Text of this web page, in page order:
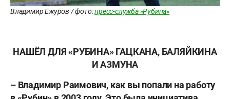
Владимир Ежуров / фото:пресс-служба «Рубина»
НАШЁЛ ДЛЯ «РУБИНА» ГАЦКАНА, БАЛЯЙКИНА
И АЗМУНА
– Владимир Раимович, как вы попали на работу